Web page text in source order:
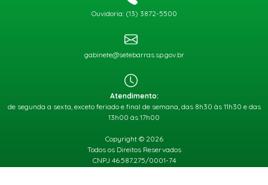
Ouvidoria: (13) 3872-5500
gabinete@setebarras.sp.gov.br
Atendimento:
de segunda a sexta, exceto feriado e final de semana, das 8h30 às 11h30 e das
13h00 às 17h00
Copyright © 2026
Todos os Direitos Reservados
CNPJ 46.587.275/0001-74